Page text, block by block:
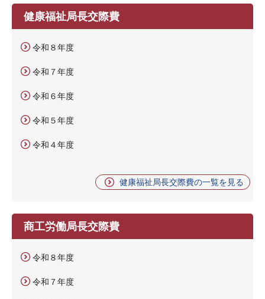
健康福祉局長交際費
令和８年度
令和７年度
令和６年度
令和５年度
令和４年度
健康福祉局長交際費の一覧を見る
商工労働局長交際費
令和８年度
令和７年度